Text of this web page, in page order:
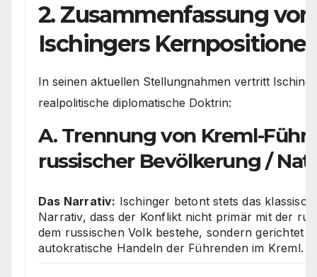
2. Zusammenfassung von
Ischingers
In seinen aktuellen Stellungnahmen vertritt
realpolitische diplomatische Doktrin:
A. Trennung von Kreml-
russischer Bevölkerung /
Das Narrativ: Ischinger betont stets das
Narrativ, dass der Konflikt nicht primär mit der
dem russischen Volk bestehe, sondern gerichtet
autokratische Handeln der Führenden im Kreml.